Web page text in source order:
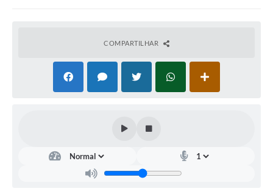
COMPARTILHAR